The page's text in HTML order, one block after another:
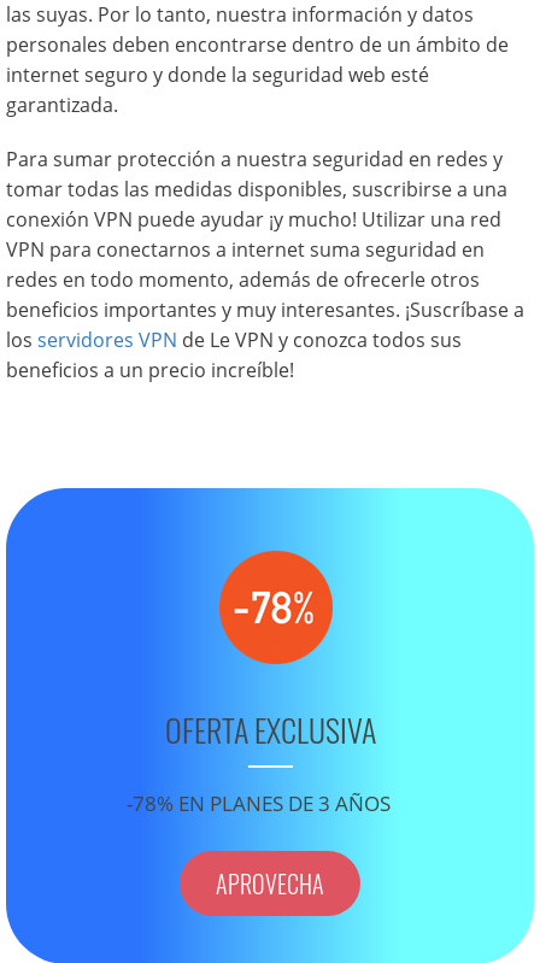
las suyas. Por lo tanto, nuestra información y datos
personales deben encontrarse dentro de un ámbito de
internet seguro y donde la seguridad web esté
garantizada.
Para sumar protección a nuestra seguridad en redes y
tomar todas las medidas disponibles, suscribirse a una
conexión VPN puede ayudar ¡y mucho! Utilizar una red
VPN para conectarnos a internet suma seguridad en
redes en todo momento, además de ofrecerle otros
beneficios importantes y muy interesantes. ¡Suscríbase a
los servidores VPN de Le VPN y conozca todos sus
beneficios a un precio increíble!
OFERTA EXCLUSIVA
-78% EN PLANES DE 3 AÑOS
APROVECHA